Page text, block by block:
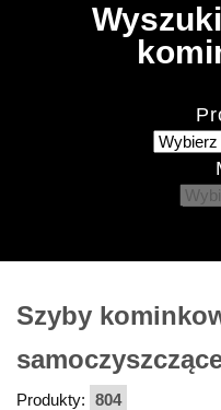
Szyby
Produkty: 804